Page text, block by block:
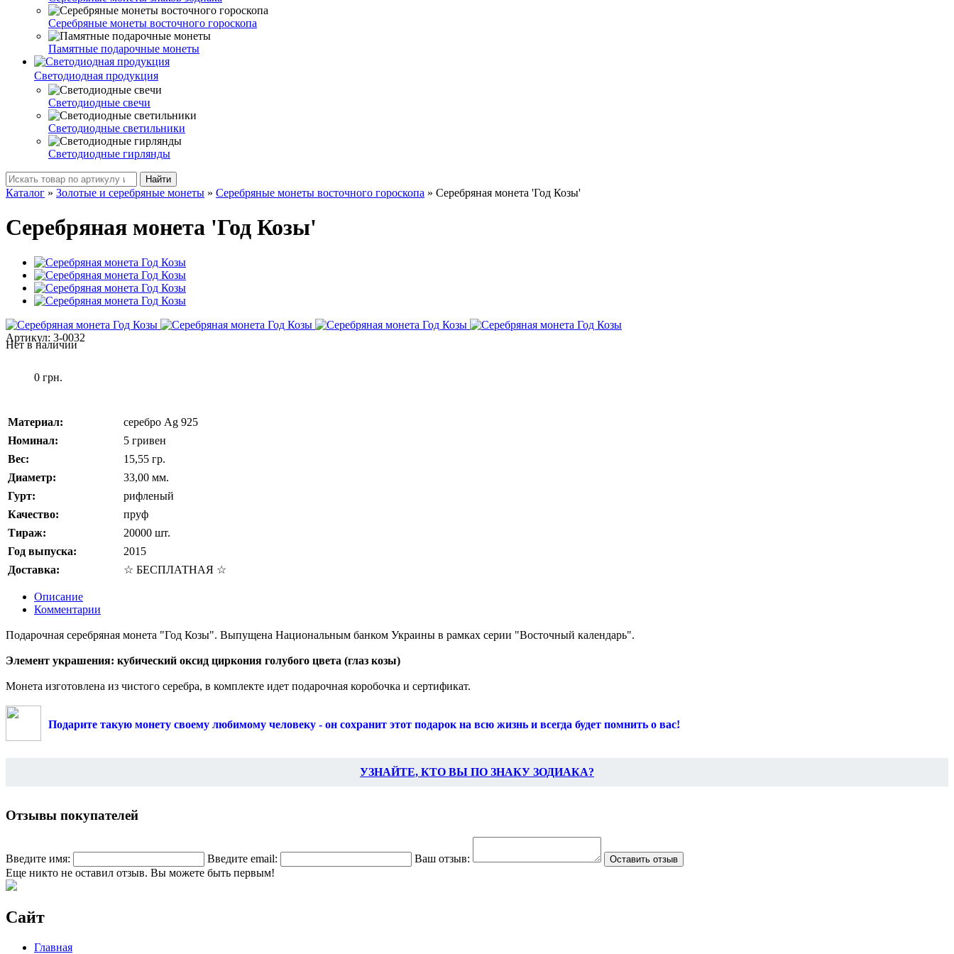
Серебряные монеты восточного гороскопа
Памятные подарочные монеты
Светодиодная продукция
Светодиодные свечи
Светодиодные светильники
Светодиодные гирлянды
Найти
Каталог » Золотые и серебряные монеты » Серебряные монеты восточного гороскопа » Серебряная монета 'Год Козы'
Серебряная монета 'Год Козы'
Артикул: 3-0032
Нет в наличии
0 грн.
Материал:
серебро Ag 925
Номинал:
5 гривен
Вес:
15,55 гр.
Диаметр:
33,00 мм.
Гурт:
рифленый
Качество:
пруф
Тираж:
20000 шт.
Год выпуска:
2015
Доставка:
☆ БЕСПЛАТНАЯ ☆
Описание
Комментарии
Подарочная серебряная монета "Год Козы". Выпущена Национальным банком Украины в рамках серии "Восточный календарь".
Элемент украшения: кубический оксид циркония голубого цвета (глаз козы)
Монета изготовлена из чистого серебра, в комплекте идет подарочная коробочка и сертификат.
Подарите такую монету своему любимому человеку - он сохранит этот подарок на всю жизнь и всегда будет помнить о вас!
УЗНАЙТЕ, КТО ВЫ ПО ЗНАКУ ЗОДИАКА?
Отзывы покупателей
Введите имя: Введите email: Ваш отзыв: Оставить отзыв
Еще никто не оставил отзыв. Вы можете быть первым!
Сайт
Главная